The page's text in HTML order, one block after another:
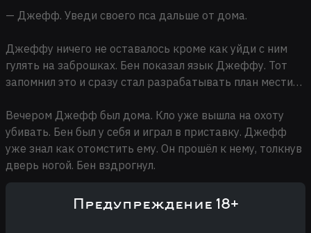
— Джефф. Уведи своего пса дальше от дома.
Джеффу ничего не оставалось кроме как уйди с ним
гулять на заброшках. Бен показал язык Джеффу. Тот
запомнил это и сразу стал разрабатывать план мести…
Вечером Джефф был дома. Кло уже вышла на охоту
убивать. Бен был у себя и играл в приставку. Джефф
уже знал как отомстить ему. Он прошёл к нему, толкнув
дверь ногой. Бен вздрогнул.
— Ты чего вытворяешь?!Предупреждение 18+